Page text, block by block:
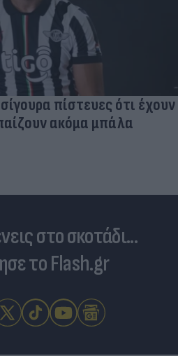
πίστευες ότι έχουν
ακόμα μπάλα
στο σκοτάδι...
το Flash.gr